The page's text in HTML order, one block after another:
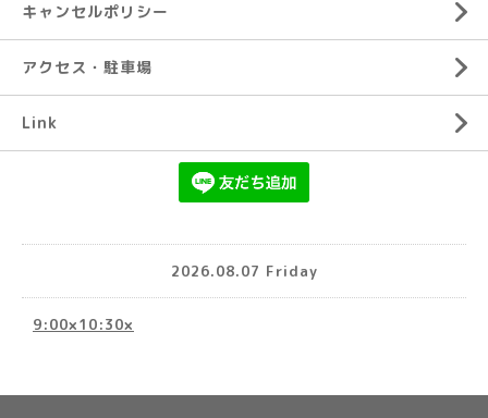
キャンセルポリシー
アクセス・駐車場
Link
2026.08.07 Friday
9:00×10:30×